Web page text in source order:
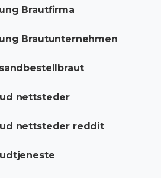
Brautfirma
Brautunternehmen
nettsteder
nettsteder reddit